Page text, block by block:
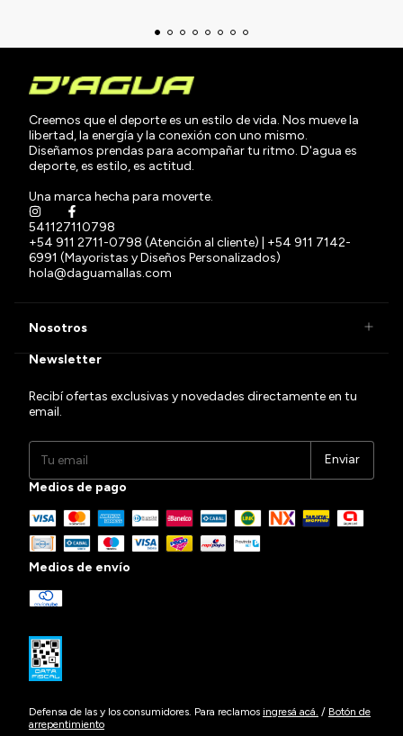
Creemos que el deporte es un estilo de vida. Nos mueve la
libertad, la energía y la conexión con uno mismo.
Diseñamos prendas para acompañar tu ritmo. D'agua es
deporte, es estilo, es actitud.
Una marca hecha para moverte.
541127110798
+54 911 2711-0798 (Atención al cliente) | +54 911 7142-
6991 (Mayoristas y Diseños Personalizados)
hola@daguamallas.com
Nosotros
Newsletter
Recibí ofertas exclusivas y novedades directamente en tu
email.
Medios de pago
Medios de envío
Defensa de las y los consumidores. Para reclamos ingresá acá. / Botón de
arrepentimiento